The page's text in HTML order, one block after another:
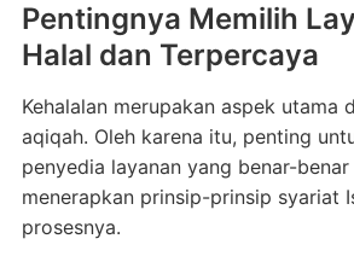
Pentingnya Memilih
Halal dan Terpercaya
Kehalalan merupakan aspek utama
aqiqah. Oleh karena itu, penting
penyedia layanan yang benar-
menerapkan prinsip-prinsip syariat
prosesnya.